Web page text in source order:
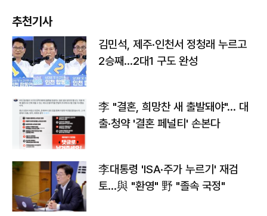
추천기사
김민석, 제주·인천서 정청래 누르고
2승째…2대1 구도 완성
李 "결혼, 희망찬 새 출발돼야"… 대
출·청약 '결혼 페널티' 손본다
李대통령 'ISA·주가 누르기' 재검
토…與 "환영" 野 "졸속 국정"